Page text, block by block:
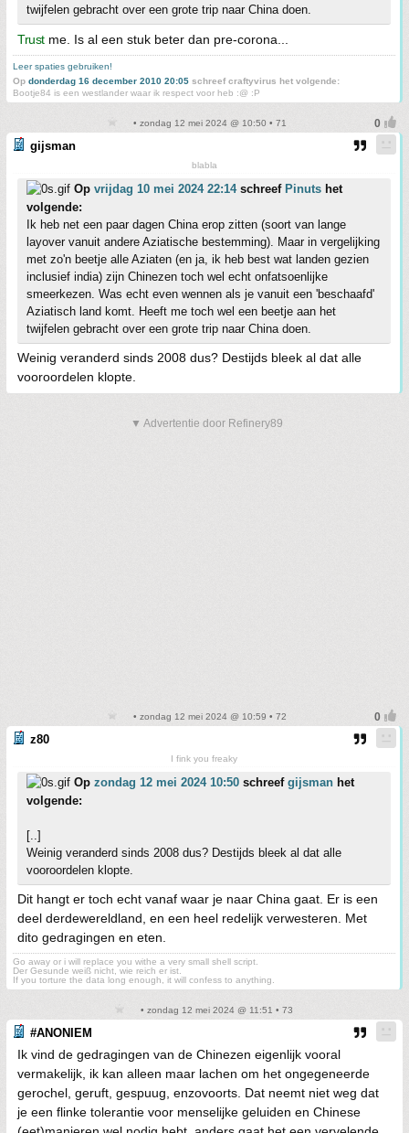
twijfelen gebracht over een grote trip naar China doen.
Trustme. Is al een stuk beter dan pre-corona...
Leer spaties gebruiken!
Op donderdag 16 december 2010 20:05 schreef craftyvirus het volgende:
Bootje84 is een westlander waar ik respect voor heb :@ :P
• zondag 12 mei 2024 @ 10:50 • 71
gijsman
blabla
Op vrijdag 10 mei 2024 22:14schreef Pinuts het
volgende:
Ik heb net een paar dagen China erop zitten (soort van lange
layover vanuit andere Aziatische bestemming). Maar in vergelijking
met zo'n beetje alle Aziaten (en ja, ik heb best wat landen gezien
inclusief india) zijn Chinezen toch wel echt onfatsoenlijke
smeerkezen. Was echt even wennen als je vanuit een 'beschaafd'
Aziatisch land komt. Heeft me toch wel een beetje aan het
twijfelen gebracht over een grote trip naar China doen.
Weinig veranderd sinds 2008 dus? Destijds bleek al dat alle
vooroordelen klopte.
▼ Advertentie door Refinery89
• zondag 12 mei 2024 @ 10:59 • 72
z80
I fink you freaky
Op zondag 12 mei 2024 10:50 schreef gijsman het
volgende:
[..]
Weinig veranderd sinds 2008 dus? Destijds bleek al dat alle
vooroordelen klopte.
Dit hangt er toch echt vanaf waar je naar China gaat. Er is een
deel derdewereldland, en een heel redelijk verwesteren. Met
dito gedragingen en eten.
Go away or i will replace you withe a very small shell script.
Der Gesunde weiß nicht, wie reich er ist.
If you torture the data long enough, it will confess to anything.
• zondag 12 mei 2024 @ 11:51 • 73
#ANONIEM
Ik vind de gedragingen van de Chinezen eigenlijk vooral
vermakelijk, ik kan alleen maar lachen om het ongegeneerde
gerochel, geruft, gespuug, enzovoorts. Dat neemt niet weg dat
je een flinke tolerantie voor menselijke geluiden en Chinese